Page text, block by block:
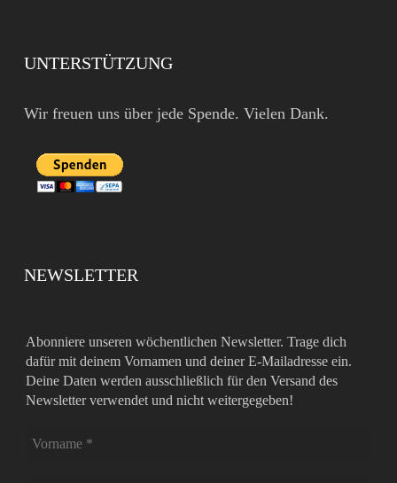
UNTERSTÜTZUNG
Wir freuen uns über jede Spende. Vielen Dank.
NEWSLETTER
Abonniere unseren wöchentlichen Newsletter. Trage dich
dafür mit deinem Vornamen und deiner E-Mailadresse ein.
Deine Daten werden ausschließlich für den Versand des
Newsletter verwendet und nicht weitergegeben!